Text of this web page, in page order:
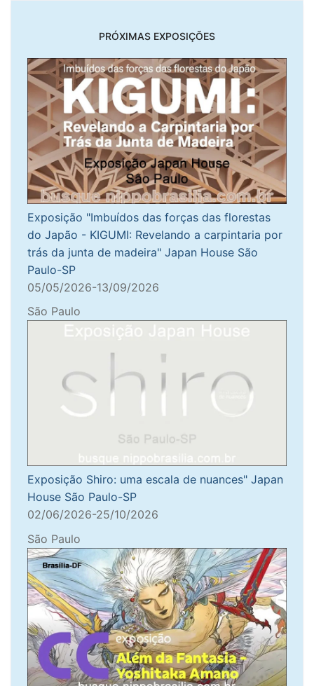
PRÓXIMAS EXPOSIÇÕES
Exposição "Imbuídos das forças das florestas
do Japão - KIGUMI: Revelando a carpintaria por
trás da junta de madeira" Japan House São
Paulo-SP
05/05/2026-13/09/2026
São Paulo
Exposição Shiro: uma escala de nuances" Japan
House São Paulo-SP
02/06/2026-25/10/2026
São Paulo